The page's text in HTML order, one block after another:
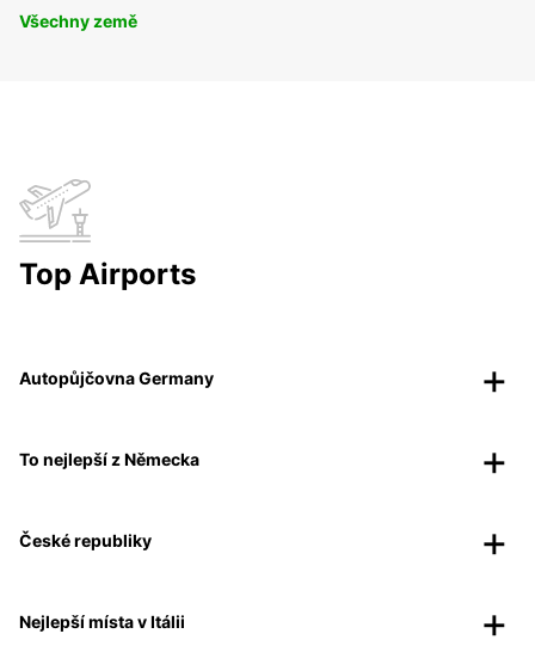
Všechny země
Top Airports
Autopůjčovna Germany
To nejlepší z Německa
České republiky
Nejlepší místa v Itálii